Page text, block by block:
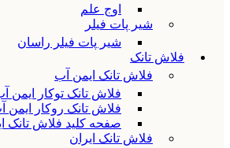
اوج علم
شیر پات فیلر
شیر پات فیلر راسان
فلاش تانک
فلاش تانک ایمن آب
فلاش تانک توکار ایمن
فلاش تانک روکار ایمن
صفحه کلید فلاش تانک
فلاش تانک ایران